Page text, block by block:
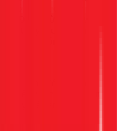
có bị bám cặn hay
Đồng thời, kiểm tra
két hay các bộ phận
lên xuống tự do.
trình nạp nước vào két.
Nếu nước đầy mà vẫn
thay thế van cấp hoặc